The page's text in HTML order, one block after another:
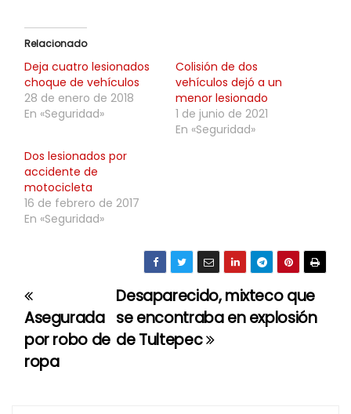
Relacionado
Deja cuatro lesionados
choque de vehículos
28 de enero de 2018
En «Seguridad»
Colisión de dos
vehículos dejó a un
menor lesionado
1 de junio de 2021
En «Seguridad»
Dos lesionados por
accidente de
motocicleta
16 de febrero de 2017
En «Seguridad»
N
a
v
Desaparecido, mixteco que
se encontraba en explosión
de Tultepec
Asegurada
por robo de
ropa